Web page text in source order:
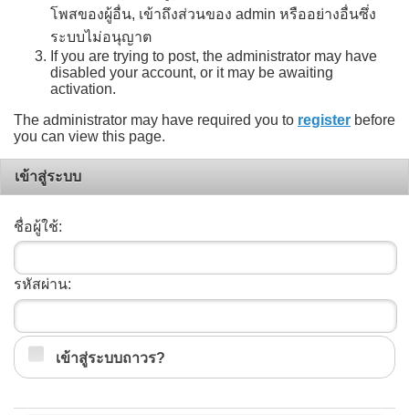
โพสของผู้อื่น, เข้าถึงส่วนของ admin หรืออย่างอื่นซึ่ง
ระบบไม่อนุญาต
If you are trying to post, the administrator may have
disabled your account, or it may be awaiting
activation.
The administrator may have required you to register before
you can view this page.
เข้าสู่ระบบ
ชื่อผู้ใช้:
รหัสผ่าน:
เข้าสู่ระบบถาวร?